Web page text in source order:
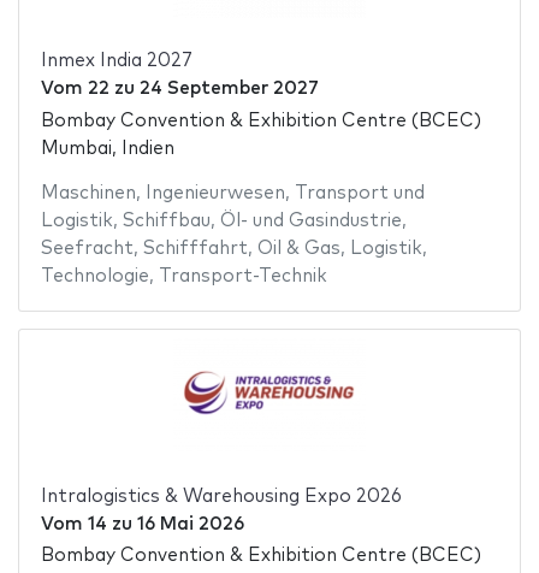
Inmex India 2027
Vom 22 zu 24 September 2027
Bombay Convention & Exhibition Centre (BCEC)
Mumbai, Indien
Maschinen, Ingenieurwesen,
Transport und
Logistik, Schiffbau, Öl- und Gasindustrie,
Seefracht, Schifffahrt, Oil & Gas, Logistik,
Technologie, Transport-Technik
Intralogistics & Warehousing Expo 2026
Vom 14 zu 16 Mai 2026
Bombay Convention & Exhibition Centre (BCEC)